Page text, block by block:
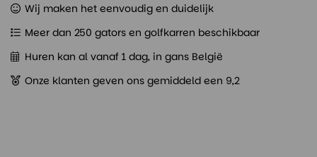
Wij maken het eenvoudig en duidelijk
Meer dan 250 gators en golfkarren beschikbaar
Huren kan al vanaf 1 dag, in gans België
Onze klanten geven ons gemiddeld een 9,2